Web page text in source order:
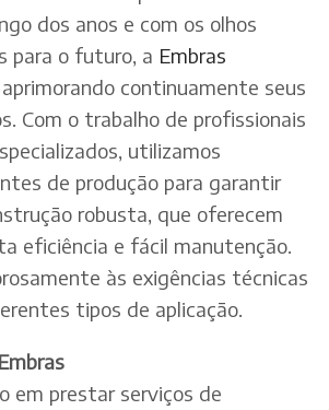
dos anos e com os olhos
para o futuro, a Embras
continuamente seus
Com o trabalho de profissionais
utilizamos
de produção para garantir
robusta, que oferecem
eficiência e fácil manutenção.
às exigências técnicas
tipos de aplicação.
em prestar serviços de